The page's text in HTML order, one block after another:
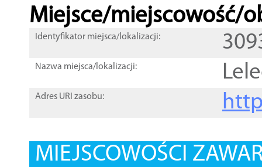
Miejsce/miejscowość/
Identyfikator miejsca/lokalizacji:
Nazwa miejsca/lokalizacji:
Adres URI zasobu:
MIEJSCOWOŚCI